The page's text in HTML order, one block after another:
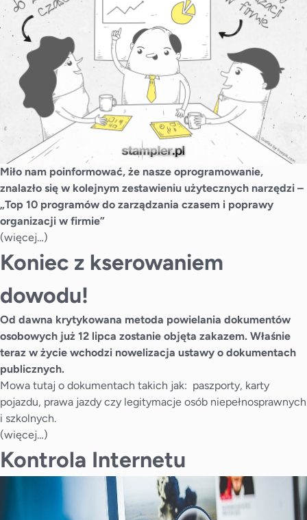
Miło nam poinformować, że nasze oprogramowanie,
znalazło się w kolejnym zestawieniu użytecznych narzędzi –
„Top 10 programów do zarządzania czasem i poprawy
organizacji w firmie”
(więcej…)
Koniec z kserowaniem
dowodu!
Od dawna krytykowana metoda powielania dokumentów
osobowych już 12 lipca zostanie objęta zakazem. Właśnie
teraz w życie wchodzi nowelizacja ustawy o dokumentach
publicznych.
Mowa tutaj o dokumentach takich jak: paszporty, karty
pojazdu, prawa jazdy czy legitymacje osób niepełnosprawnych
i szkolnych.
(więcej…)
Kontrola Internetu